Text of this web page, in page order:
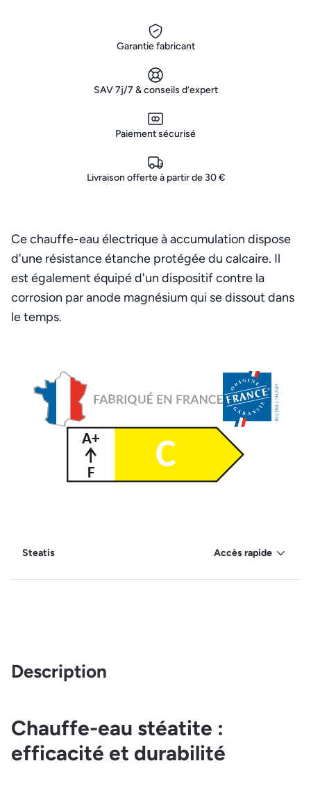
Garantie fabricant
SAV 7j/7 & conseils d’expert
Paiement sécurisé
Livraison offerte à partir de 30 €
Ce chauffe-eau électrique à accumulation dispose
d'une résistance étanche protégée du calcaire. Il
est également équipé d'un dispositif contre la
corrosion par anode magnésium qui se dissout dans
le temps.
Steatis Accès rapide
Description
Chauffe-eau stéatite :
efficacité et durabilité